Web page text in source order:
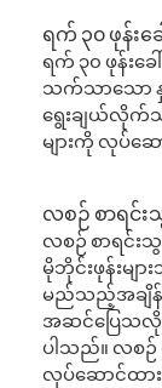
ရက် ၃၀ ဖုန်း
ရက် ၃၀ ဖုန်းခ
သက်သာသော နှု
ရွေးချယ်လိုက်
များကို လုပ်ဆ
လစဉ် စာရင်း
လစဉ် စာရင်း
မိုဘိုင်းဖုန်းမျာ
မည်သည့်အချိ
အဆင်ပြေသလို
ပါသည်။ လစဉ်
လုပ်ဆောင်ထား